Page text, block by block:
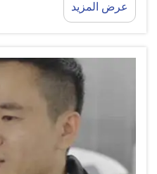
لأن الأشخاص يرغبون في
جداول أعمال مزدحمة
عرض المزيد